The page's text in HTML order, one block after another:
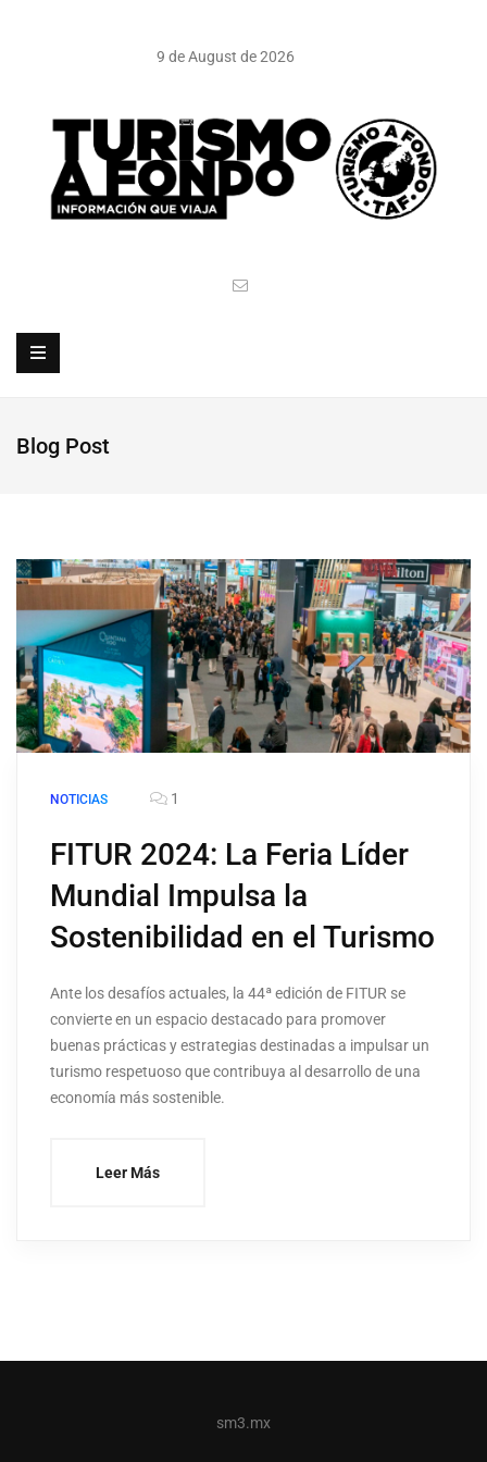
9 de August de 2026
Blog Post
NOTICIAS 1
FITUR 2024: La Feria Líder
Mundial Impulsa la
Sostenibilidad en el Turismo
Ante los desafíos actuales, la 44ª edición de FITUR se
convierte en un espacio destacado para promover
buenas prácticas y estrategias destinadas a impulsar un
turismo respetuoso que contribuya al desarrollo de una
economía más sostenible.
Leer Más
sm3.mx